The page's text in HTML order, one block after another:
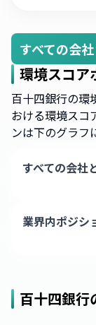
すべての会
環境スコア
百十四銀行の環
おける環境スコ
ンは下のグラフ
すべての会社
業界内ポジシ
百十四銀行